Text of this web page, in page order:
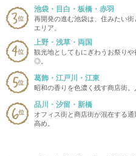
池袋・目白・板橋・赤羽
再開発の進む池袋は、住みたい
エリア。
上野・浅草・両国
観光地としてもにぎわうお祭り
◎。
葛飾・江戸川・江東
昭和の香りを色濃く残す商店街
品川・汐留・新橋
オフィス街と商店街が混在する
高め。